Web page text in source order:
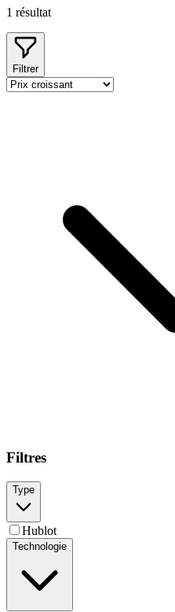
1 résultat
Filtrer
Filtres
Type
Hublot
Technologie